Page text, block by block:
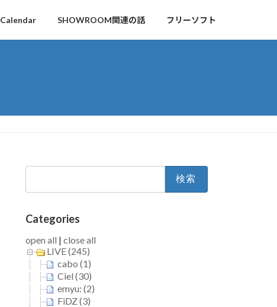
Calendar SHOWROOM関連の話 フリーソフト
Categories
open all |close all
LIVE (245)
cabo (1)
Ciel (30)
emyu: (2)
FiDZ (3)